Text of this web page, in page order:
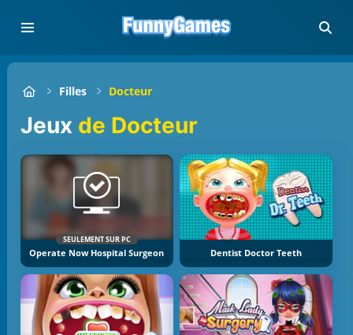
Filles Docteur
Jeux de Docteur
SEULEMENT SUR PC
Operate Now Hospital Surgeon Dentist Doctor Teeth